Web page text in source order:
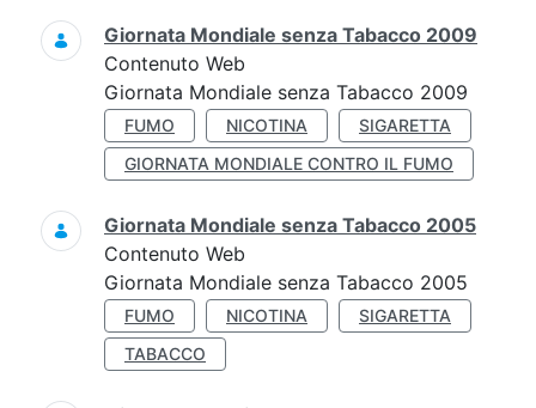
Giornata Mondiale senza Tabacco 2009
Contenuto Web
Giornata Mondiale senza Tabacco 2009
FUMO NICOTINA
SIGARETTA
GIORNATA MONDIALE CONTRO IL FUMO
Giornata Mondiale senza Tabacco 2005
Contenuto Web
Giornata Mondiale senza Tabacco 2005
FUMO NICOTINA
SIGARETTA
TABACCO